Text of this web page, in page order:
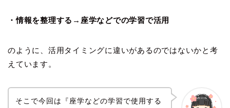
・情報を整理する→座学などでの学習で活用
のように、活用タイミングに違いがあるのではないかと考
えています。
そこで今回は『座学などの学習で使用する